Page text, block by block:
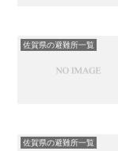
佐賀県の避難所一覧
佐賀県の避難所一覧